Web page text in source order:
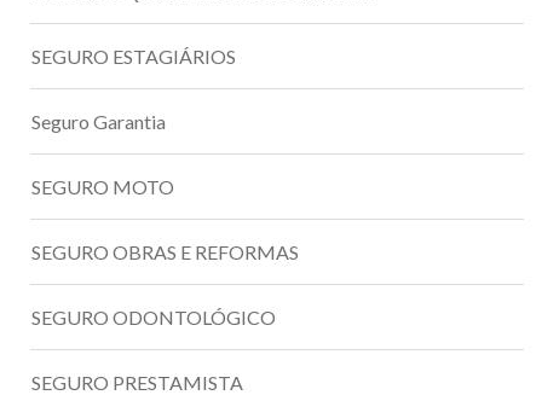
SEGURO ESTAGIÁRIOS
Seguro Garantia
SEGURO MOTO
SEGURO OBRAS E REFORMAS
SEGURO ODONTOLÓGICO
SEGURO PRESTAMISTA